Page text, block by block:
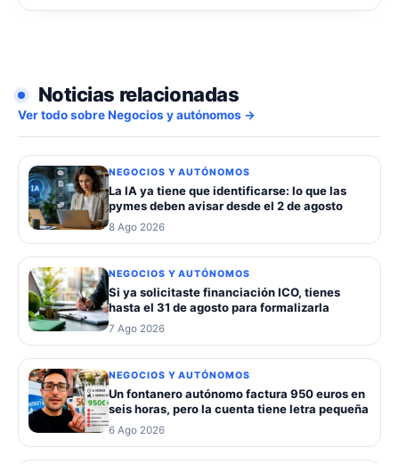
Noticias relacionadas
Ver todo sobre Negocios y autónomos →
NEGOCIOS Y AUTÓNOMOS
La IA ya tiene que identificarse: lo que las
pymes deben avisar desde el 2 de agosto
8 Ago 2026
NEGOCIOS Y AUTÓNOMOS
Si ya solicitaste financiación ICO, tienes
hasta el 31 de agosto para formalizarla
7 Ago 2026
NEGOCIOS Y AUTÓNOMOS
Un fontanero autónomo factura 950 euros en
seis horas, pero la cuenta tiene letra pequeña
6 Ago 2026